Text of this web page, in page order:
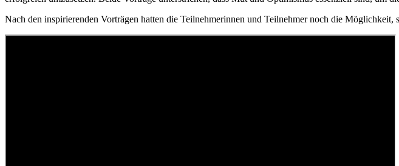
Nach den inspirierenden Vorträgen hatten die Teilnehmerinnen und Teilnehmer noch die